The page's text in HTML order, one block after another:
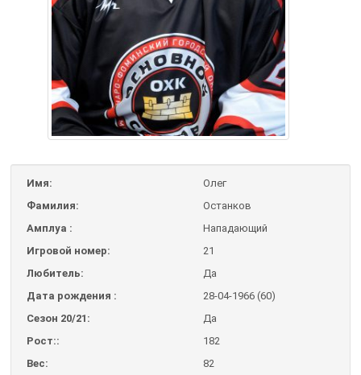
Имя:
Олег
Фамилия:
Останков
Амплуа :
Нападающий
Игровой номер:
21
Любитель:
Да
Дата рождения :
28-04-1966 (60)
Сезон 20/21:
Да
Рост::
182
Вес:
82